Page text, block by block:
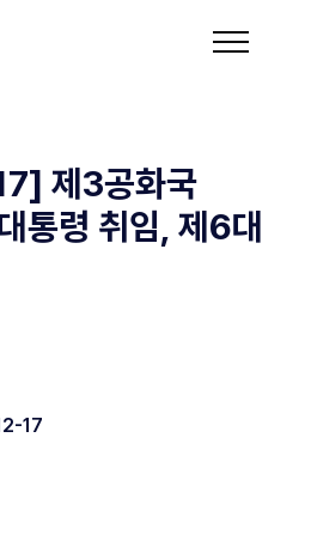
제3공화국
통령 취임, 제6대
17